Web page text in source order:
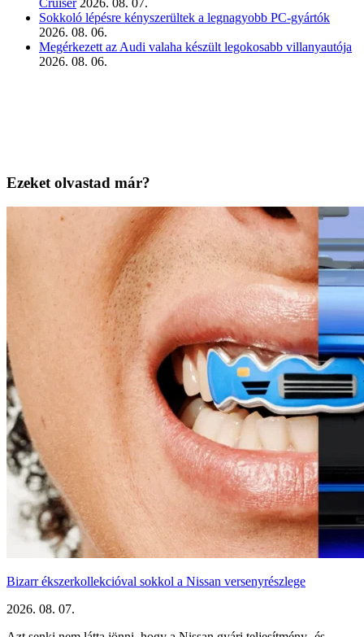
Cruiser 2026. 08. 07.
Sokkoló lépésre kényszerültek a legnagyobb PC-gyártók
2026. 08. 06.
Megérkezett az Audi valaha készült legokosabb villanyautója
2026. 08. 06.
Ezeket olvastad már?
Bizarr ékszerkollekcióval sokkol a Nissan versenyrészlege
2026. 08. 07.